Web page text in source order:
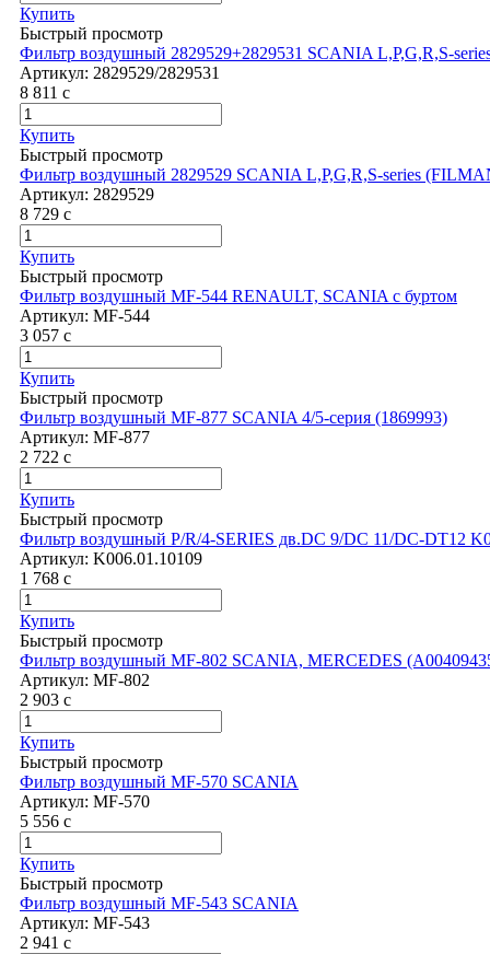
Купить
Быстрый просмотр
Фильтр воздушный 2829529+2829531 SCANIA L,P,G,R,S-
Артикул: 2829529/2829531
8 811 c
Купить
Быстрый просмотр
Фильтр воздушный 2829529 SCANIA L,P,G,R,S-series
Артикул: 2829529
8 729 c
Купить
Быстрый просмотр
Фильтр воздушный MF-544 RENAULT, SCANIA с буртом
Артикул: MF-544
3 057 c
Купить
Быстрый просмотр
Фильтр воздушный MF-877 SCANIA 4/5-серия (1869993)
Артикул: MF-877
2 722 c
Купить
Быстрый просмотр
Фильтр воздушный P/R/4-SERIES дв.DC 9/DC 11/DC-DT12
Артикул: K006.01.10109
1 768 c
Купить
Быстрый просмотр
Фильтр воздушный MF-802 SCANIA, MERCEDES
Артикул: MF-802
2 903 c
Купить
Быстрый просмотр
Фильтр воздушный MF-570 SCANIA
Артикул: MF-570
5 556 c
Купить
Быстрый просмотр
Фильтр воздушный MF-543 SCANIA
Артикул: MF-543
2 941 c